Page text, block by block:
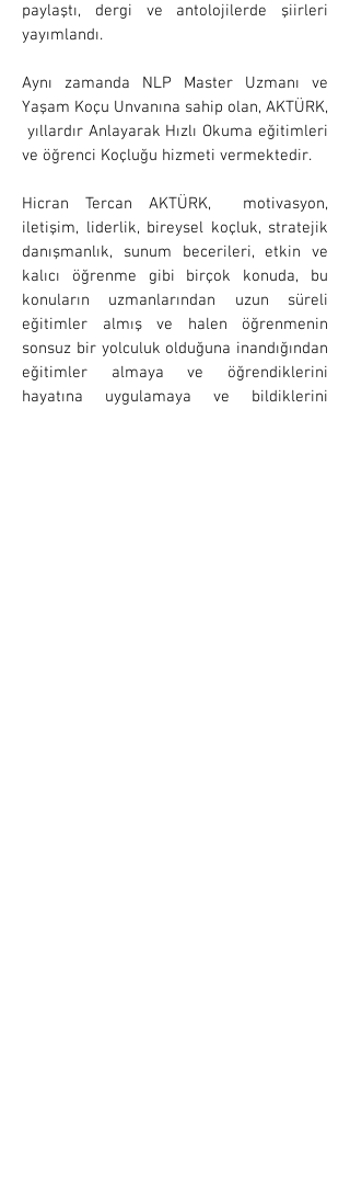
paylaştı, dergi ve antolojilerde şiirleri
yayımlandı.
Aynı zamanda NLP Master Uzmanı ve
Yaşam Koçu Unvanına sahip olan, AKTÜRK,
yıllardır Anlayarak Hızlı Okuma eğitimleri
ve öğrenci Koçluğu hizmeti vermektedir.
Hicran Tercan AKTÜRK, motivasyon,
iletişim, liderlik, bireysel koçluk, stratejik
danışmanlık, sunum becerileri, etkin ve
kalıcı öğrenme gibi birçok konuda, bu
konuların uzmanlarından uzun süreli
eğitimler almış ve halen öğrenmenin
sonsuz bir yolculuk olduğuna inandığından
eğitimler almaya ve öğrendiklerini
hayatına uygulamaya ve bildiklerini